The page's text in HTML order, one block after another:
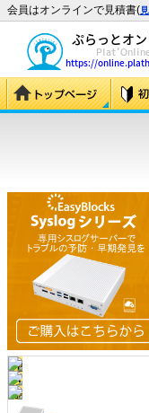
会員はオンラインで見積書(